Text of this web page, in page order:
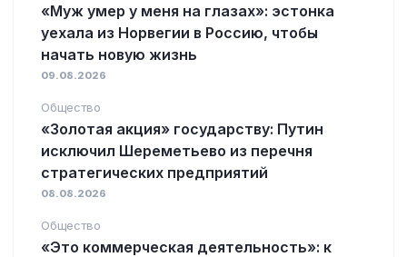
«Муж умер у меня на глазах»: эстонка
уехала из Норвегии в Россию, чтобы
начать новую жизнь
09.08.2026
Общество
«Золотая акция» государству: Путин
исключил Шереметьево из перечня
стратегических предприятий
08.08.2026
Общество
«Это коммерческая деятельность»: к